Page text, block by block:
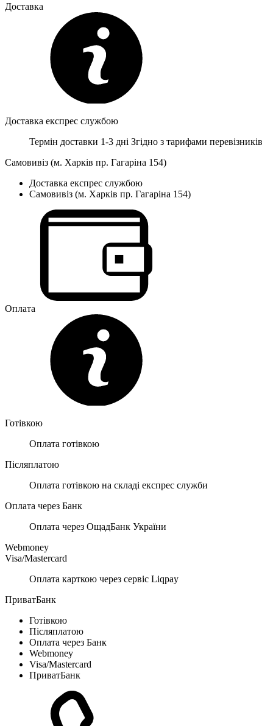
Доставка
Доставка експрес службою
Термін доставки 1-3 дні Згідно з тарифами перевізників
Самовивіз (м. Харків пр. Гагаріна 154)
Доставка експрес службою
Самовивіз (м. Харків пр. Гагаріна 154)
Оплата
Готівкою
Оплата готівкою
Післяплатою
Оплата готівкою на складі експрес служби
Оплата через Банк
Оплата через ОщадБанк України
Webmoney
Visa/Mastercard
Оплата карткою через сервіс Liqpay
ПриватБанк
Готівкою
Післяплатою
Оплата через Банк
Webmoney
Visa/Mastercard
ПриватБанк